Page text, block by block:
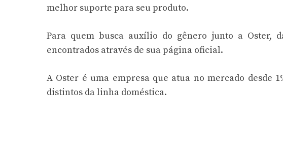
melhor suporte para seu produto.
Para quem busca auxílio do gênero junto a Oster,
encontrados através de sua página oficial.
A Oster é uma empresa que atua no mercado desde
distintos da linha doméstica.